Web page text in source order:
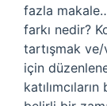
fazla
farkı nedir?
tartışmak
için